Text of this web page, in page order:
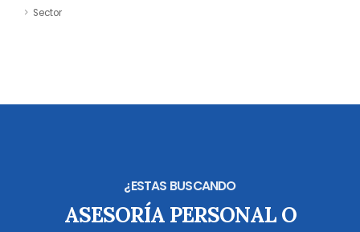
Sector
¿ESTAS BUSCANDO
ASESORÍA PERSONAL O